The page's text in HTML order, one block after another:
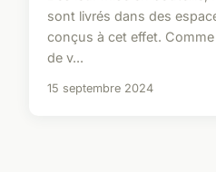
sont livrés dans des
conçus à cet effet.
de v...
15 septembre 2024